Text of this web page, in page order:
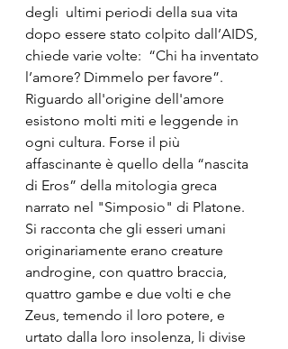
degli  ultimi periodi della sua vita
dopo essere stato colpito dall’AIDS,
chiede varie volte:  “Chi ha inventato
l’amore? Dimmelo per favore”.
Riguardo all'origine dell'amore
esistono molti miti e leggende in
ogni cultura. Forse il più
affascinante è quello della “nascita
di Eros” della mitologia greca
narrato nel "Simposio" di Platone.
Si racconta che gli esseri umani
originariamente erano creature
androgine, con quattro braccia,
quattro gambe e due volti e che
Zeus, temendo il loro potere, e
urtato dalla loro insolenza, li divise